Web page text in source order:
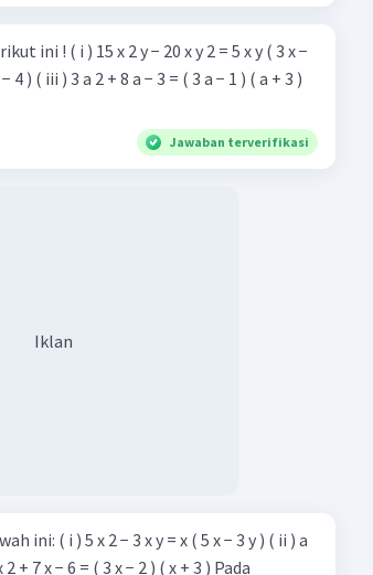
2 = 5 x y ( 3 x −
4 ) ( iii ) 3 a 2 + 8 a − 3 = ( 3 a − 1 ) ( a + 3 )
Jawaban terverifikasi
Iklan
− 3 y ) ( ii ) a
7 x − 6 = ( 3 x − 2 ) ( x + 3 ) Pada